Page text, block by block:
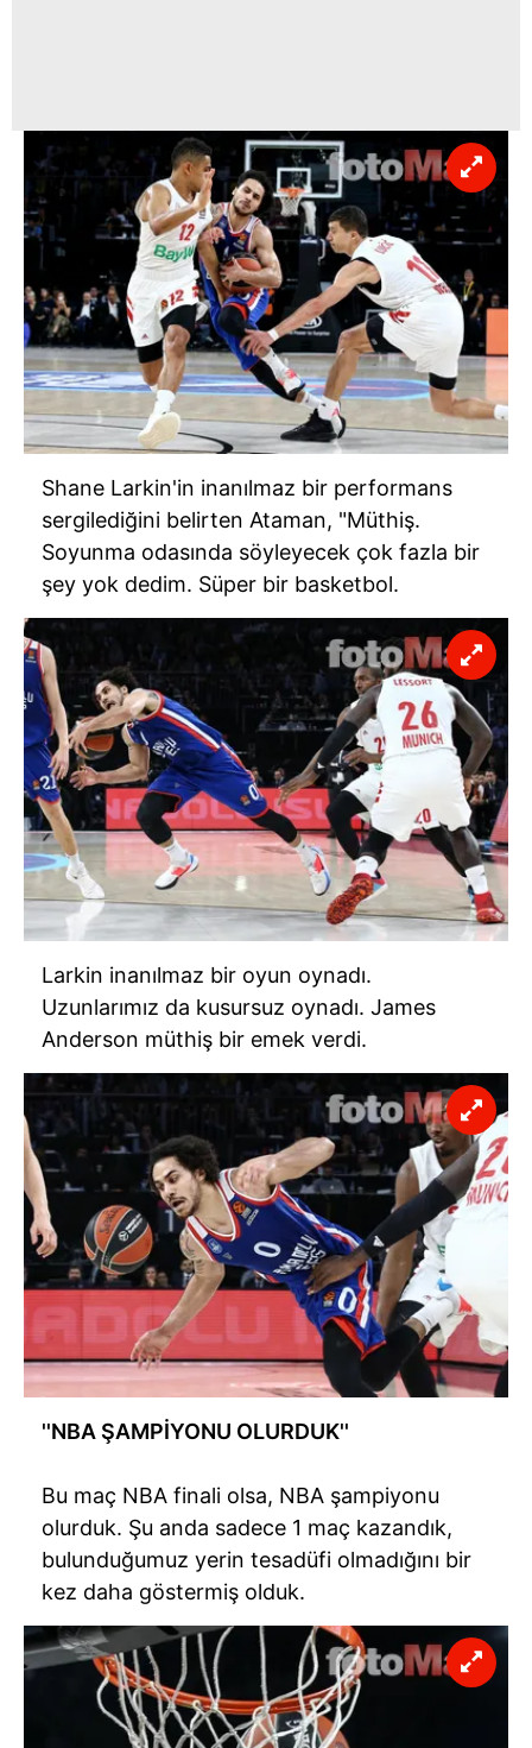
Shane Larkin'in inanılmaz bir performans
sergilediğini belirten Ataman, "Müthiş.
Soyunma odasında söyleyecek çok fazla bir
şey yok dedim. Süper bir basketbol.
Larkin inanılmaz bir oyun oynadı.
Uzunlarımız da kusursuz oynadı. James
Anderson müthiş bir emek verdi.
''NBA ŞAMPİYONU OLURDUK''
Bu maç NBA finali olsa, NBA şampiyonu
olurduk. Şu anda sadece 1 maç kazandık,
bulunduğumuz yerin tesadüfi olmadığını bir
kez daha göstermiş olduk.